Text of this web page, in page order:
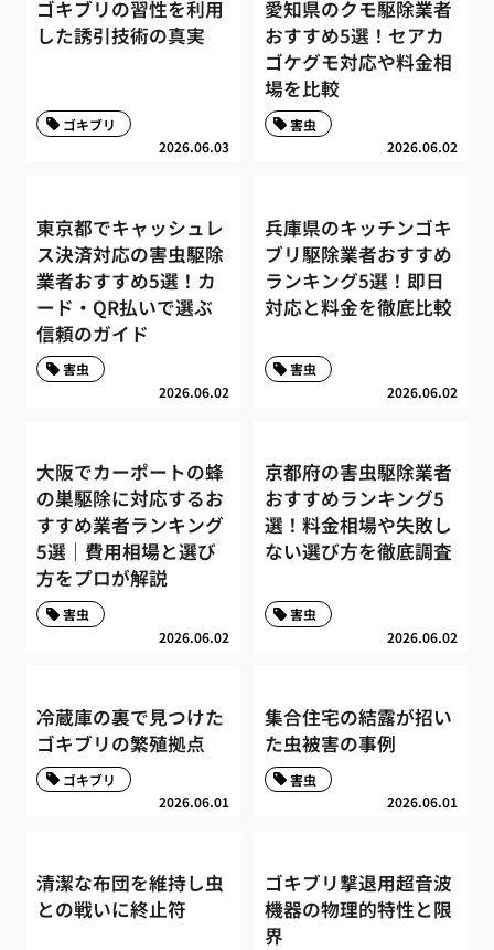
ゴキブリの習性を利用
した誘引技術の真実
2026.06.03
ゴキブリ
愛知県のクモ駆除業者
おすすめ5選！セアカ
ゴケグモ対応や料金相
場を比較
2026.06.02
害虫
東京都でキャッシュレ
ス決済対応の害虫駆除
業者おすすめ5選！カ
ード・QR払いで選ぶ
信頼のガイド
2026.06.02
害虫
兵庫県のキッチンゴキ
ブリ駆除業者おすすめ
ランキング5選！即日
対応と料金を徹底比較
2026.06.02
害虫
大阪でカーポートの蜂
の巣駆除に対応するお
すすめ業者ランキング
5選｜費用相場と選び
方をプロが解説
2026.06.02
害虫
京都府の害虫駆除業者
おすすめランキング5
選！料金相場や失敗し
ない選び方を徹底調査
2026.06.02
害虫
冷蔵庫の裏で見つけた
ゴキブリの繁殖拠点
2026.06.01
ゴキブリ
集合住宅の結露が招い
た虫被害の事例
2026.06.01
害虫
清潔な布団を維持し虫
との戦いに終止符
ゴキブリ撃退用超音波
機器の物理的特性と限
界